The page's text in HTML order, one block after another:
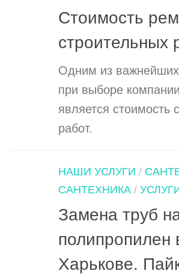
Стоимость
строительных
Одним из
при выборе
является стоимость
работ.
НАШИ УСЛУГИ /
САНТЕХНИКА /
Замена труб
полипропилен
Харькове.